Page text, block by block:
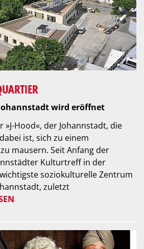
wird eröffnet
»J-Hood«, der Johannstadt, die
ist, sich zu einem
mausern. Seit Anfang der
Kulturtreff in der
soziokulturelle Zentrum
zuletzt